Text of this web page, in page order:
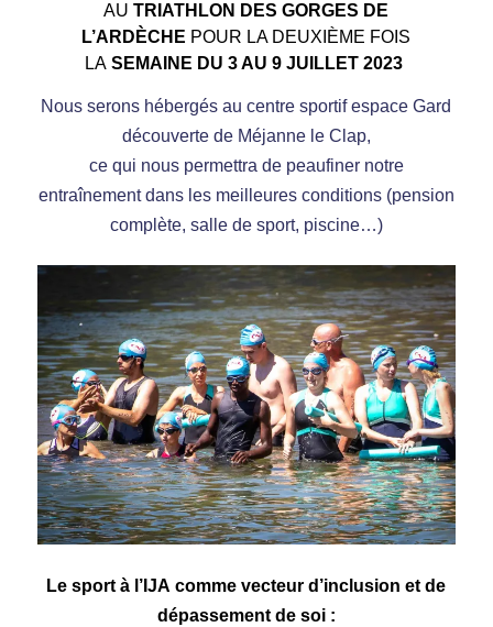
AUTRIATHLON DES GORGES DE
L’ARDÈCHE POUR LA DEUXIÈME FOIS
LASEMAINE DU 3 AU 9 JUILLET 2023
Nous serons hébergés aucentre sportif espace Gard
découverte de Méjanne le Clap,
ce qui nous permettra de peaufiner notre
entraînementdans les meilleures conditions (pension
complète, salle de sport, piscine…)
Le sport à l’ IJA comme vecteur d’inclusion et de
dépassement de soi :